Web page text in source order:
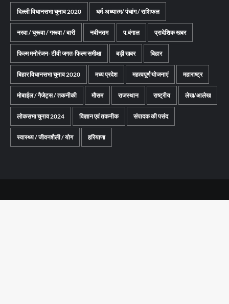
दिल्ली विधानसभा चुनाव 2020 धर्म-अध्यात्म/ पंचांग / राशिफल
नरवा / घुरूवा / गरूवा / बारी नवीनतम प.बंगाल प्रादेशिक खबर
फिल्म मनोरंजन- टीवी जगत-फिल्म समीक्षा बड़ी खबर बिहार
बिहार विधानसभा चुनाव 2020 मध्य प्रदेश महत्वपूर्ण योजनाएं महाराष्ट्र
मोबाईल / गैजेट्स / तकनीकी मौसम राजस्थान राष्ट्रीय लेख/आलेख
लोकसभा चुनाव 2024 विज्ञान एवं तकनीक संपादक की पसंद
स्वास्थ्य / जीवनशैली / योग हरियाणा